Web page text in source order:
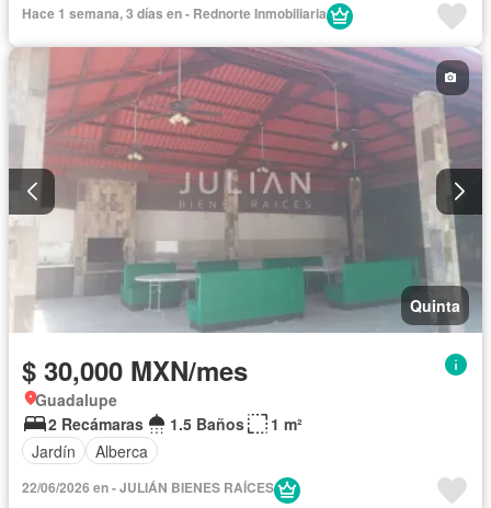
Hace 1 semana, 3 días en - Rednorte Inmobiliaria
Quinta
$ 30,000 MXN/mes
Guadalupe
2 Recámaras
1.5 Baños
1 m²
Jardín
Alberca
22/06/2026 en - JULIÁN BIENES RAÍCES